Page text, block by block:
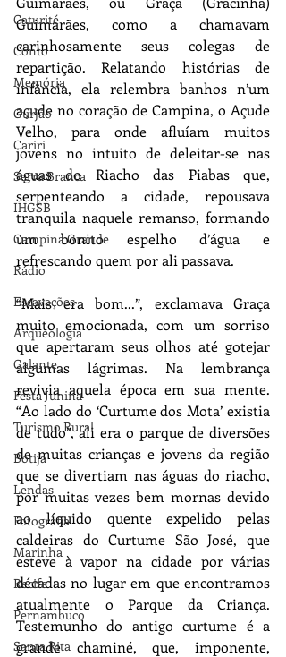
Caturité
Conto
Memória
Gurjão
Cariri
Serra Branca
IHGSB
Campina Grande
Rádio
Escavações
Arqueologia
Galante
Festa Junina
Turismo Rural
Botija
Lendas
Fotografia
Marinha
Recife
Pernambuco
Santa Rita
Guimarães, como a chamavam
carinhosamente seus colegas de
repartição. Relatando histórias de
infância, ela relembra banhos n’um
açude no coração de Campina, o Açude
Velho, para onde afluíam muitos
jovens no intuito de deleitar-se nas
águas do Riacho das Piabas que,
serpenteando a cidade, repousava
tranquila naquele remanso, formando
um bonito espelho d’água e
refrescando quem por ali passava.
“Mais era bom...”, exclamava Graça
muito emocionada, com um sorriso
que apertaram seus olhos até gotejar
algumas lágrimas. Na lembrança
revivia aquela época em sua mente.
“Ao lado do ‘Curtume dos Mota’ existia
de tudo”, ali era o parque de diversões
de muitas crianças e jovens da região
que se divertiam nas águas do riacho,
por muitas vezes bem mornas devido
ao líquido quente expelido pelas
caldeiras do Curtume São José, que
esteve à vapor na cidade por várias
décadas no lugar em que encontramos
atualmente o Parque da Criança.
Testemunho do antigo curtume é a
grande chaminé, que, imponente,